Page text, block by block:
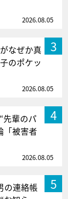
2026.08.05
3
なぜか真
のポケッ
2026.08.05
4
先輩のパ
「被害者
2026.08.05
5
の連絡帳